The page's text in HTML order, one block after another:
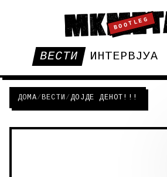
BOOTLEG
ВЕСТИ ИНТЕРВЈУА
ДОМА/ВЕСТИ /ДОЈДЕ ДЕНОТ!!!